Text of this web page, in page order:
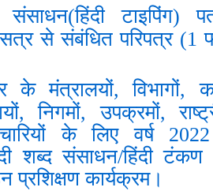
संसाधन(हिंदी टाइपिंग)
सत्र से संबंधित परिपत्र (1
मंत्रालयों, विभागों,
निगमों, उपक्रमों,
के लिए वर्ष
शब्द संसाधन/हिंदी
कार्यक्रम।